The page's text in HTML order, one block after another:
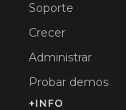
Soporte
Crecer
Administrar
Probar demos
+INFO